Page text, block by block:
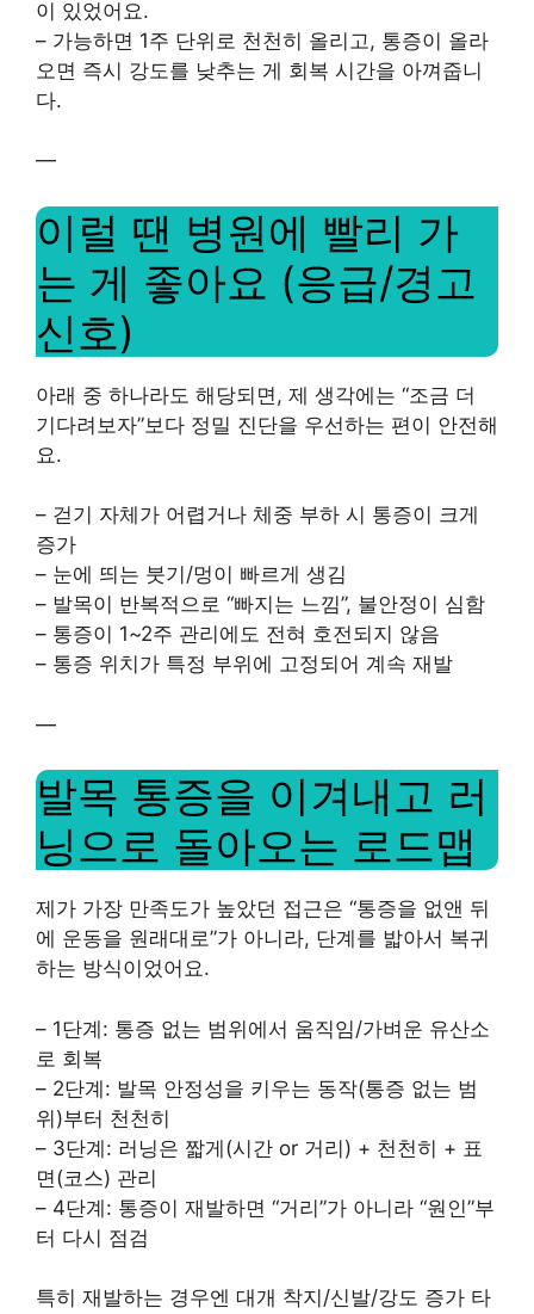
이 있었어요.
– 가능하면 1주 단위로 천천히 올리고, 통증이 올라
오면 즉시 강도를 낮추는 게 회복 시간을 아껴줍니
다.
—
이럴 땐 병원에 빨리 가
는 게 좋아요 (응급/경고
신호)
아래 중 하나라도 해당되면, 제 생각에는 “조금 더
기다려보자”보다 정밀 진단을 우선하는 편이 안전해
요.
– 걷기 자체가 어렵거나 체중 부하 시 통증이 크게
증가
– 눈에 띄는 붓기/멍이 빠르게 생김
– 발목이 반복적으로 “빠지는 느낌”, 불안정이 심함
– 통증이 1~2주 관리에도 전혀 호전되지 않음
– 통증 위치가 특정 부위에 고정되어 계속 재발
—
발목 통증을 이겨내고 러
닝으로 돌아오는 로드맵
제가 가장 만족도가 높았던 접근은 “통증을 없앤 뒤
에 운동을 원래대로”가 아니라, 단계를 밟아서 복귀
하는 방식이었어요.
– 1단계: 통증 없는 범위에서 움직임/가벼운 유산소
로 회복
– 2단계: 발목 안정성을 키우는 동작(통증 없는 범
위)부터 천천히
– 3단계: 러닝은 짧게(시간 or 거리) + 천천히 + 표
면(코스) 관리
– 4단계: 통증이 재발하면 “거리”가 아니라 “원인”부
터 다시 점검
특히 재발하는 경우엔 대개 착지/신발/강도 증가 타